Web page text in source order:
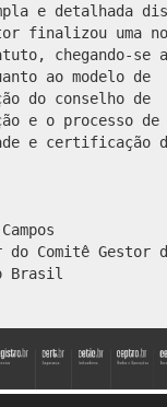
e detalhada
finalizou uma
chegando-se a
ao modelo de
do conselho de
e o processo de
e certificação
do Comitê Gestor
Brasil